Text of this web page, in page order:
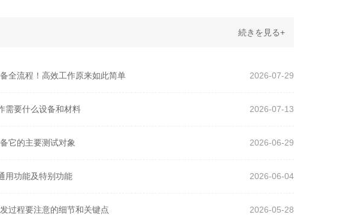
続きを見る+
2026-07-29
全流程！高效工作原来如此简单
2026-07-13
需要什么设备和材料
2026-06-29
它的主要测试对象
2026-06-04
用功能及特别功能
2026-05-28
过程要注意的细节和关键点